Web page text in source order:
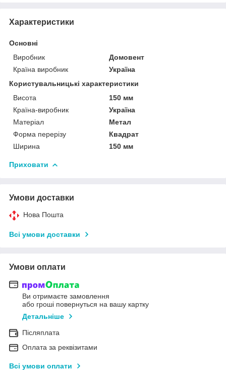
Характеристики
Основні
Виробник
Домовент
Країна виробник
Україна
Користувальницькі характеристики
Висота
150 мм
Країна-виробник
Україна
Матеріал
Метал
Форма перерізу
Квадрат
Ширина
150 мм
Приховати
Умови доставки
Нова Пошта
Всі умови доставки
Умови оплати
Ви отримаєте замовлення
або гроші повернуться на вашу картку
Детальніше
Післяплата
Оплата за реквізитами
Всі умови оплати